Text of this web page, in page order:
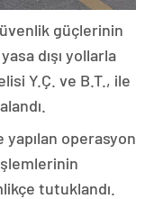
güçlerinin
dışı yollarla
Y.Ç. ve B.T., ile
operasyon
tutuklandı.